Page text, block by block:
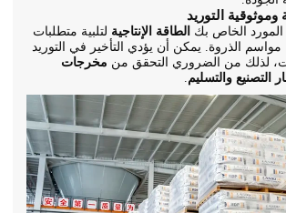
الخاص بك الطاقة الإنتاجية لتلبية متطلبات
الذروة. يمكن أن يؤدي التأخير في التوريد
لذلك من الضروري التحقق من مخرجات
التصنيع والتسليم.